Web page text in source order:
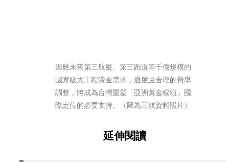
因應未來第三航廈、第三跑道等千億規模的
國家級大工程資金需求，適度且合理的費率
調整，將成為台灣重塑「亞洲黃金樞紐」國
際定位的必要支持。（圖為三航資料照片）
延伸閱讀